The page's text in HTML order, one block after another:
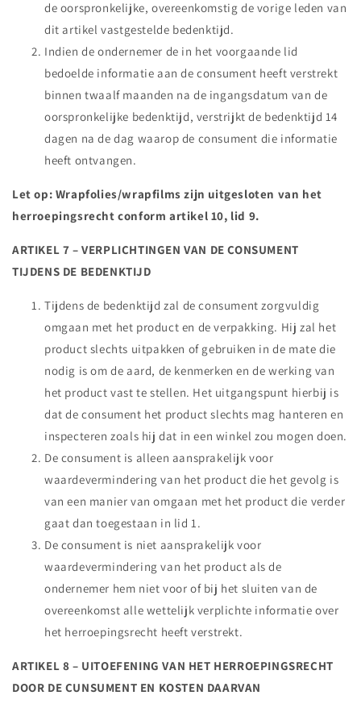
de oorspronkelijke, overeenkomstig de vorige leden van
dit artikel vastgestelde bedenktijd.
Indien de ondernemer de in het voorgaande lid
bedoelde informatie aan de consument heeft verstrekt
binnen twaalf maanden na de ingangsdatum van de
oorspronkelijke bedenktijd, verstrijkt de bedenktijd 14
dagen na de dag waarop de consument die informatie
heeft ontvangen.
Let op: Wrapfolies/wrapfilms zijn uitgesloten van het
herroepingsrecht conform artikel 10, lid 9.
ARTIKEL 7 – VERPLICHTINGEN VAN DE CONSUMENT
TIJDENS DE BEDENKTIJD
Tijdens de bedenktijd zal de consument zorgvuldig
omgaan met het product en de verpakking. Hij zal het
product slechts uitpakken of gebruiken in de mate die
nodig is om de aard, de kenmerken en de werking van
het product vast te stellen. Het uitgangspunt hierbij is
dat de consument het product slechts mag hanteren en
inspecteren zoals hij dat in een winkel zou mogen doen.
De consument is alleen aansprakelijk voor
waardevermindering van het product die het gevolg is
van een manier van omgaan met het product die verder
gaat dan toegestaan in lid 1.
De consument is niet aansprakelijk voor
waardevermindering van het product als de
ondernemer hem niet voor of bij het sluiten van de
overeenkomst alle wettelijk verplichte informatie over
het herroepingsrecht heeft verstrekt.
ARTIKEL 8 – UITOEFENING VAN HET HERROEPINGSRECHT
DOOR DE CUNSUMENT EN KOSTEN DAARVAN